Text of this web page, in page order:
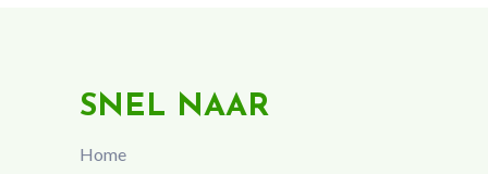
SNEL NAAR
Home